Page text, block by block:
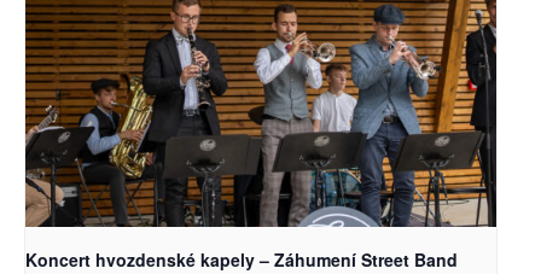
Koncert hvozdenské kapely – Záhumení Street Band